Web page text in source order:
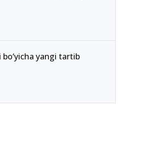
yangi tartib